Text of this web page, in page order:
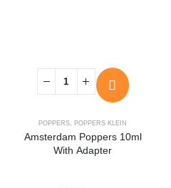
POPPERS, POPPERS KLEIN
Amsterdam Poppers 10ml
With Adapter